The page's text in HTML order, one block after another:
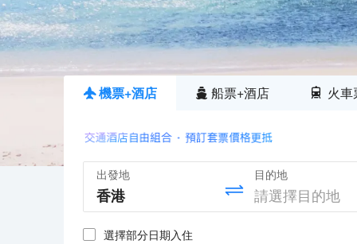
機票+酒店 船票+酒店 火車
出發地 目的地
選擇部分日期入住